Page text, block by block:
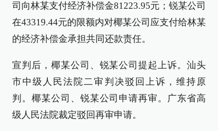
司向林某支付经济补偿金81223.95元；锐某公司
在43319.44元的限额内对椰某公司应支付给林某
的经济补偿金承担共同还款责任。
宣判后，椰某公司、锐某公司提起上诉。汕头
市中级人民法院二审判决驳回上诉，维持原
判。椰某公司、锐某公司申请再审。广东省高
级人民法院裁定驳回再审申请。